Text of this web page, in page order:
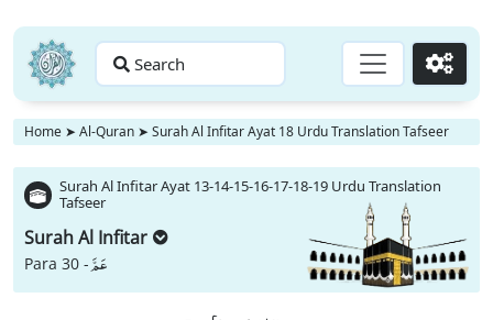
Search Go
Home ➤ Al-Quran ➤ Surah Al Infitar Ayat 18 Urdu Translation Tafseer
Surah Al Infitar Ayat 13-14-15-16-17-18-19 Urdu Translation
Tafseer
Surah Al Infitar
Para 30 -عَمَّ